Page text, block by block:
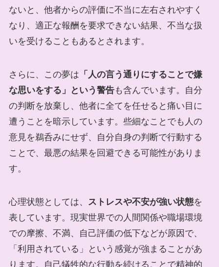
ないと、他者からの評価に不当に左右されやすく
なり、適正な報酬を要求できない結果、不当な扱
いを受けることもあるとされます。
さらに、この夢は 「人の言う通りにすることで嫌
な思いをする」という警告も含んでいます。自分
の判断を放棄し、他者に全てを任せると痛い目に
遭うことを暗示しています。些細なことでも人の
意見を鵜呑みにせず、自分自身の判断で行動する
ことで、最悪の結果を回避できる可能性がありま
す。
心理状態としては、 ストレスや不安が強い状態を
表しています。現実世界での人間関係や職場環境
での摩擦、不満、自己評価の低下などが原因で、
「利用されている」という感覚が強まることがあ
ります。自己犠牲的な行動を続けることで精神的